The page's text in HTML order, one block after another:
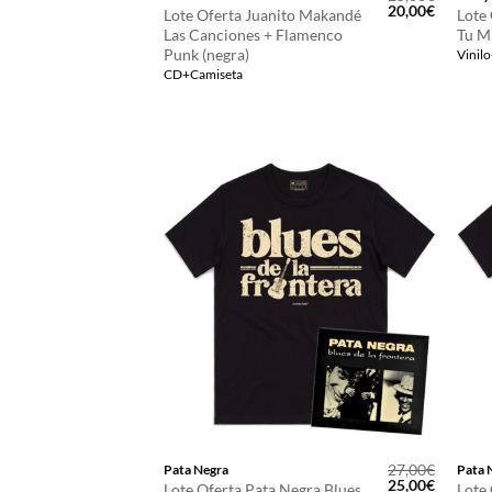
Lote Oferta Juanito Makandé
Las Canciones + Flamenco
Punk (negra)
CD+Camiseta
El
precio
20,00€El
precio
actual
Lote
Tu
Pata Negra 27,00€
El
25,00€El
Pata